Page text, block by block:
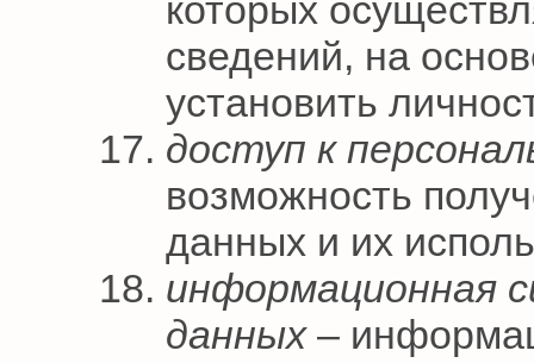
которых
сведений, на
установить
доступ к
возможность
данных и их
информационная
данных–